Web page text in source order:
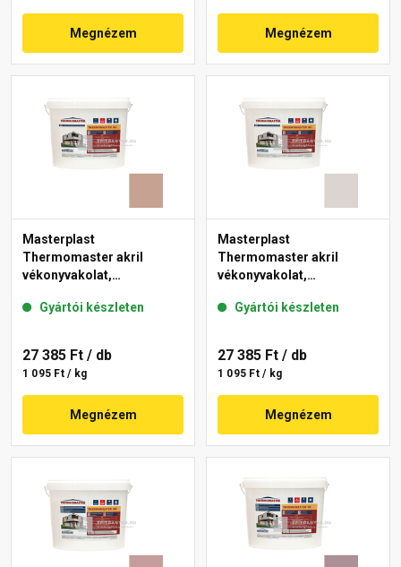
Megnézem Megnézem
Masterplast
Thermomaster akril
vékonyvakolat,
13-C 25 kg
Gyártói készleten
27 385 Ft / db
1 095 Ft / kg
Megnézem
Masterplast
Thermomaster akril
vékonyvakolat,
49-E 25 kg
Gyártói készleten
27 385 Ft / db
1 095 Ft / kg
Megnézem